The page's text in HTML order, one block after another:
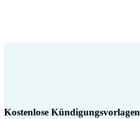
Kostenlose Kündigungsvorlagen